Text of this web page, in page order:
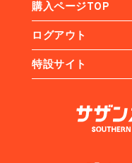
購入ページTOP
ログアウト
特設サイト